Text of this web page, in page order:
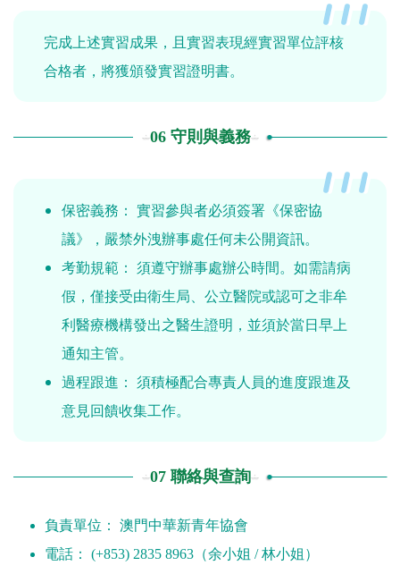
完成上述實習成果，且實習表現經實習單位評核
合格者，將獲頒發實習證明書。
06 守則與義務
保密義務： 實習參與者必須簽署《保密協
議》，嚴禁外洩辦事處任何未公開資訊。
考勤規範： 須遵守辦事處辦公時間。如需請病
假，僅接受由衛生局、公立醫院或認可之非牟
利醫療機構發出之醫生證明，並須於當日早上
通知主管。
過程跟進： 須積極配合專責人員的進度跟進及
意見回饋收集工作。
07 聯絡與查詢
負責單位： 澳門中華新青年協會
電話： (+853) 2835 8963（余小姐 / 林小姐）